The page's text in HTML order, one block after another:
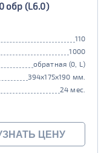
обр (L6.0)
110
1000
обратная (0, L)
394x175x190 мм.
24 мес.
ЦЕНУ